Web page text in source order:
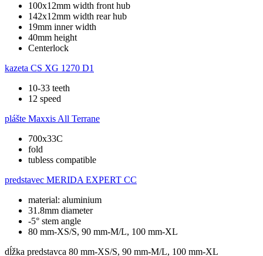
100x12mm width front hub
142x12mm width rear hub
19mm inner width
40mm height
Centerlock
kazeta CS XG 1270 D1
10-33 teeth
12 speed
plášte Maxxis All Terrane
700x33C
fold
tubless compatible
predstavec MERIDA EXPERT CC
material: aluminium
31.8mm diameter
-5° stem angle
80 mm-XS/S, 90 mm-M/L, 100 mm-XL
dĺžka predstavca 80 mm-XS/S, 90 mm-M/L, 100 mm-XL